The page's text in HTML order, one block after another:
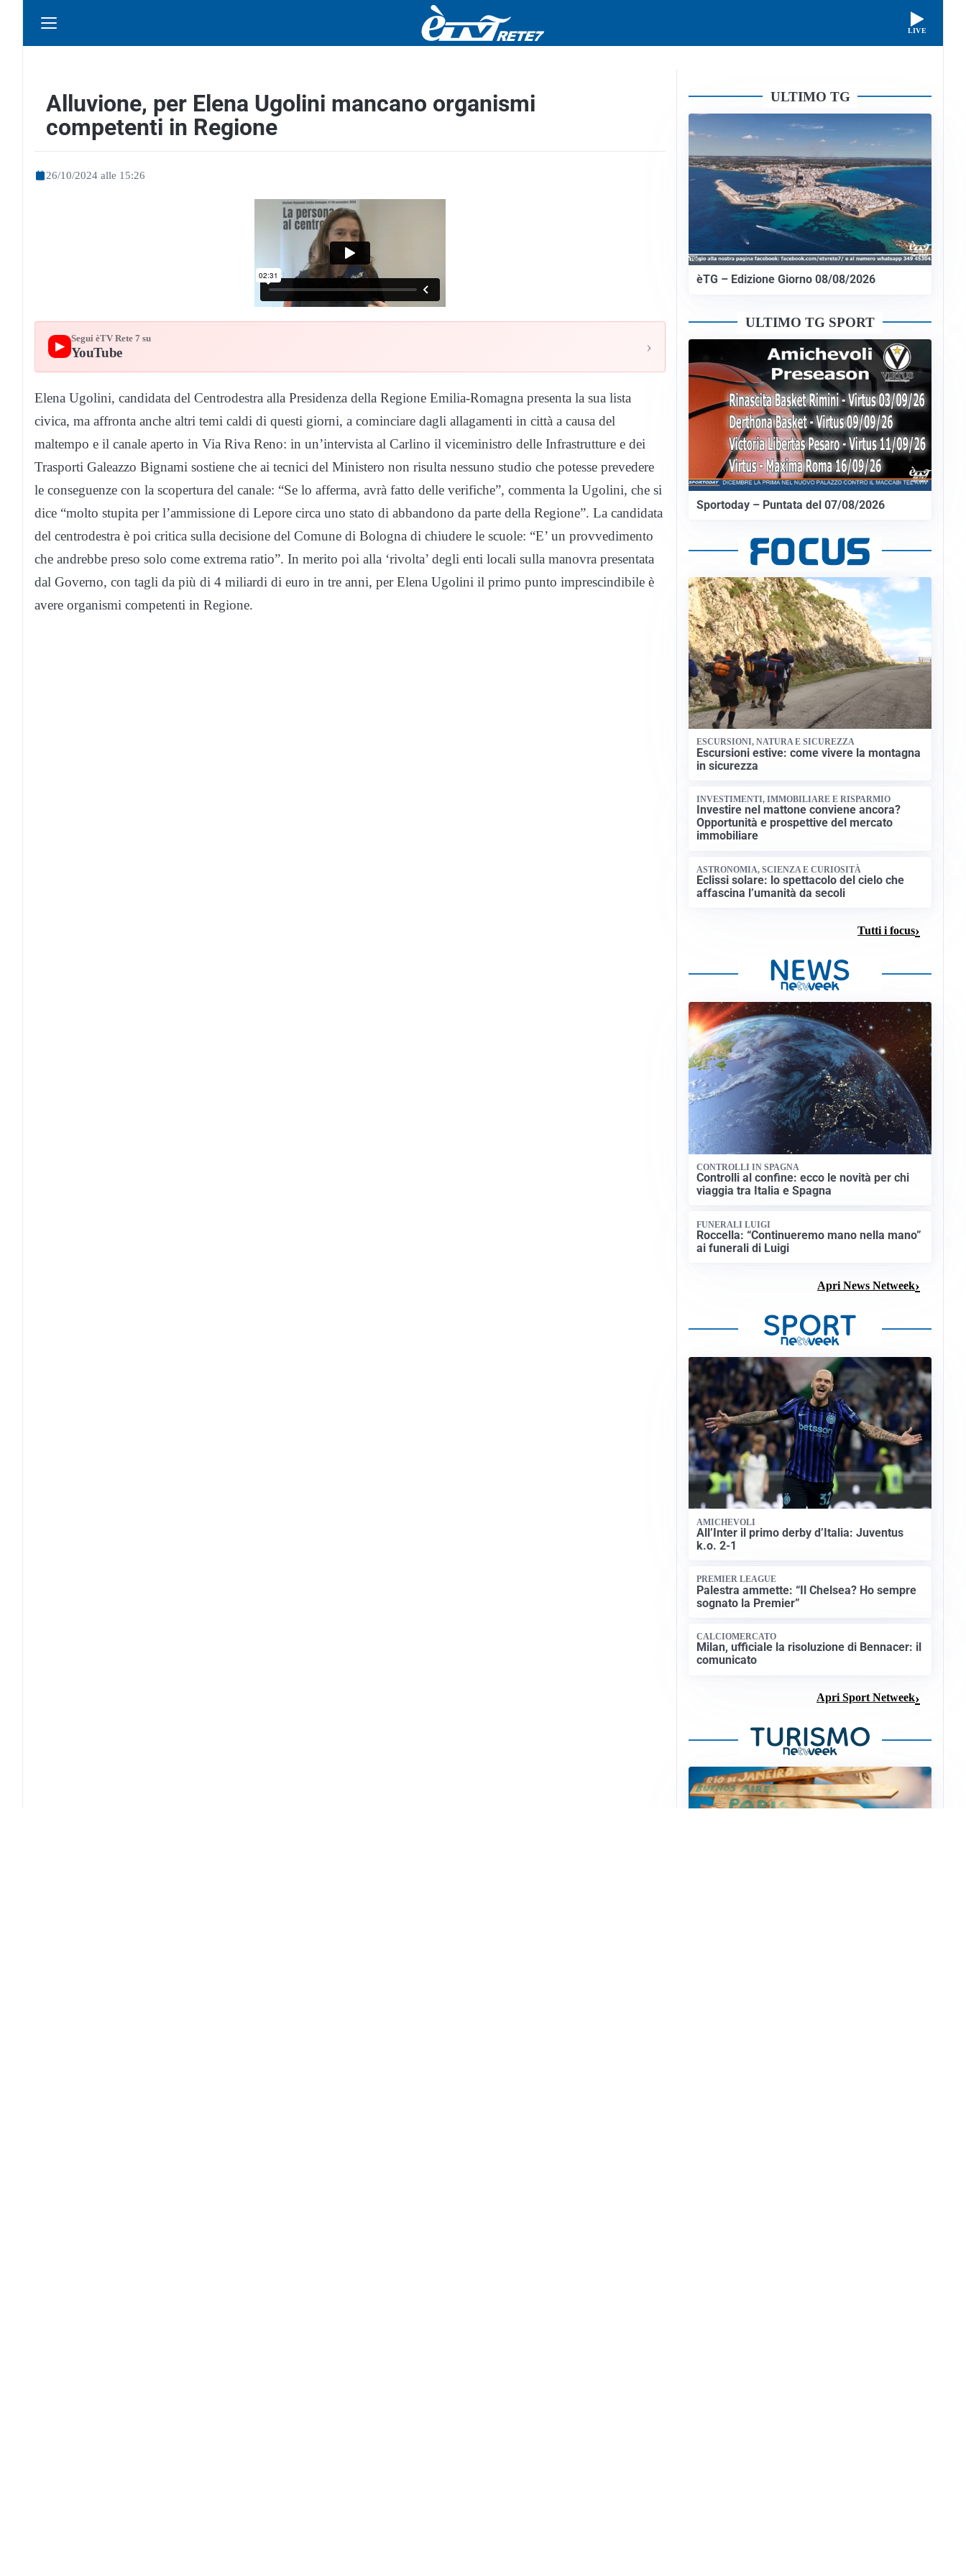
LIVE
Alluvione, per Elena Ugolini mancano organismi
competenti in Regione
26/10/2024 alle 15:26
▶
Segui èTV Rete 7 su
YouTube ›
Elena Ugolini, candidata del Centrodestra alla Presidenza della Regione Emilia-Romagna presenta la sua lista
civica, ma affronta anche altri temi caldi di questi giorni, a cominciare dagli allagamenti in città a causa del
maltempo e il canale aperto in Via Riva Reno: in un’intervista al Carlino il viceministro delle Infrastrutture e dei
Trasporti Galeazzo Bignami sostiene che ai tecnici del Ministero non risulta nessuno studio che potesse prevedere
le conseguenze con la scopertura del canale: “Se lo afferma, avrà fatto delle verifiche”, commenta la Ugolini, che si
dice “molto stupita per l’ammissione di Lepore circa uno stato di abbandono da parte della Regione”. La candidata
del centrodestra è poi critica sulla decisione del Comune di Bologna di chiudere le scuole: “E’ un provvedimento
che andrebbe preso solo come extrema ratio”. In merito poi alla ‘rivolta’ degli enti locali sulla manovra presentata
dal Governo, con tagli da più di 4 miliardi di euro in tre anni, per Elena Ugolini il primo punto imprescindibile è
avere organismi competenti in Regione.
ULTIMO TG
èTG – Edizione Giorno 08/08/2026
ULTIMO TG SPORT
Sportoday – Puntata del 07/08/2026
ESCURSIONI, NATURA E SICUREZZA
Escursioni estive: come vivere la montagna
in sicurezza
INVESTIMENTI, IMMOBILIARE E RISPARMIO
Investire nel mattone conviene ancora?
Opportunità e prospettive del mercato
immobiliare
ASTRONOMIA, SCIENZA E CURIOSITÀ
Eclissi solare: lo spettacolo del cielo che
affascina l’umanità da secoli
Tutti i focus
CONTROLLI IN SPAGNA
Controlli al confine: ecco le novità per chi
viaggia tra Italia e Spagna
FUNERALI LUIGI
Roccella: “Continueremo mano nella mano”
ai funerali di Luigi
Apri News Netweek
AMICHEVOLI
All’Inter il primo derby d’Italia: Juventus
k.o. 2-1
PREMIER LEAGUE
Palestra ammette: “Il Chelsea? Ho sempre
sognato la Premier”
CALCIOMERCATO
Milan, ufficiale la risoluzione di Bennacer: il
comunicato
Apri Sport Netweek